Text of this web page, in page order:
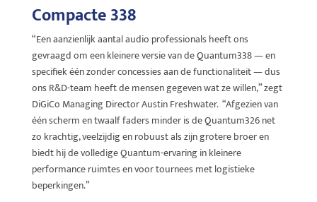
Compacte 338
“Een aanzienlijk aantal audio professionals heeft ons
gevraagd om een kleinere versie van de Quantum338 — en
specifiek één zonder concessies aan de functionaliteit — dus
ons R&D-team heeft de mensen gegeven wat ze willen,” zegt
DiGiCo Managing Director Austin Freshwater. “Afgezien van
één scherm en twaalf faders minder is de Quantum326 net
zo krachtig, veelzijdig en robuust als zijn grotere broer en
biedt hij de volledige Quantum-ervaring in kleinere
performance ruimtes en voor tournees met logistieke
beperkingen.”